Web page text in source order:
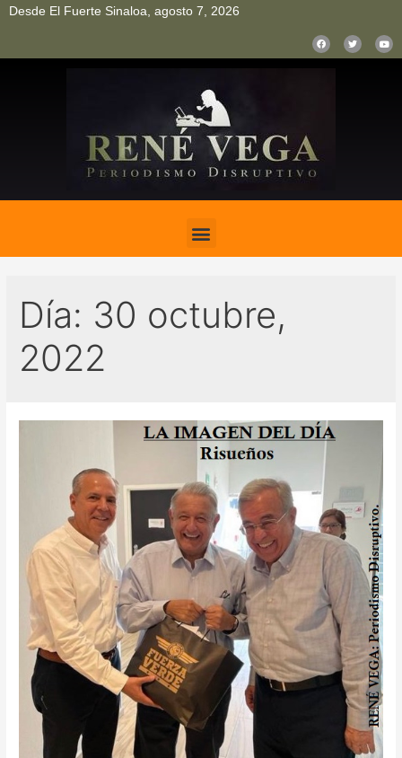
Desde El Fuerte Sinaloa, agosto 7, 2026
Día: 30 octubre,
2022